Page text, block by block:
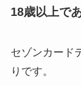
18歳以上で
セゾンカード
りです。